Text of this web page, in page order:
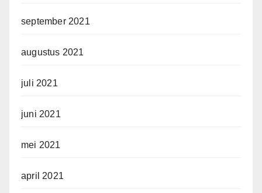
september 2021
augustus 2021
juli 2021
juni 2021
mei 2021
april 2021